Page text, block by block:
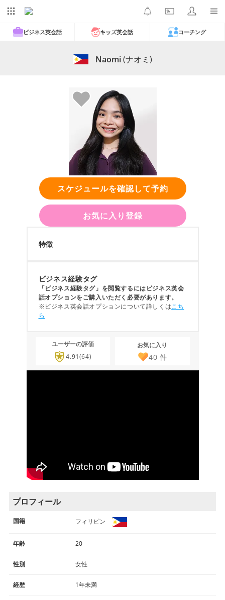
ビジネス英会話 キッズ英会話 コーチング
Naomi(ナオミ)
スケジュールを確認して予約
お気に入り登録
特徴
ビジネス経験タグ
「ビジネス経験タグ」を閲覧するにはビジネス英会
話オプションをご購入いただく必要があります。
※ビジネス英会話オプションについて詳しくはこち
ら
ユーザーの評価
4.91(64)
お気に入り
40 件
プロフィール
国籍 フィリピン
年齢 20
性別 女性
経歴 1年未満